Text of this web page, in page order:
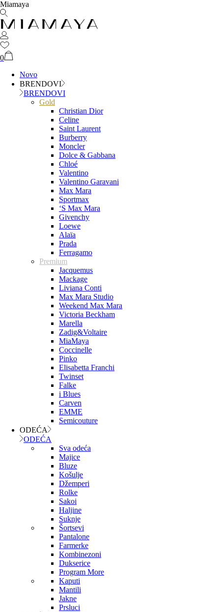
Miamaya
0
Novo
BRENDOVI
BRENDOVI
Gold
Christian Dior
Celine
Saint Laurent
Burberry
Moncler
Dolce & Gabbana
Chloé
Valentino
Valentino Garavani
Max Mara
Sportmax
‘S Max Mara
Givenchy
Loewe
Alaïa
Prada
Ferragamo
Premium
Jacquemus
Mackage
Liviana Conti
Max Mara Studio
Weekend Max Mara
Victoria Beckham
Marella
Zadig&Voltaire
MiaMaya
Coccinelle
Pinko
Elisabetta Franchi
Twinset
Falke
i Blues
Carven
EMME
Semicouture
ODEĆA
ODEĆA
Sva odeća
Majice
Bluze
Košulje
Džemperi
Rolke
Sakoi
Haljine
Suknje
Šortsevi
Pantalone
Farmerke
Kombinezoni
Dukserice
Program More
Kaputi
Mantili
Jakne
Prsluci